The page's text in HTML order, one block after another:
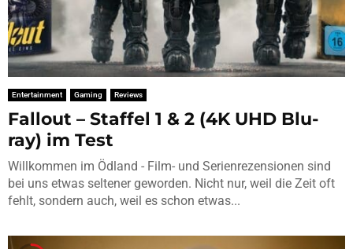
Entertainment Gaming Reviews
Fallout – Staffel 1 & 2 (4K UHD Blu-
ray) im Test
Willkommen im Ödland - Film- und Serienrezensionen sind
bei uns etwas seltener geworden. Nicht nur, weil die Zeit oft
fehlt, sondern auch, weil es schon etwas...